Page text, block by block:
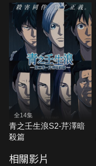
全14集
青之壬生浪S2-芹澤暗
殺篇
相關影片